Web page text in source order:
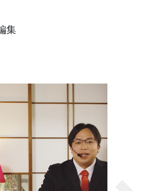
イラスト・キャラクター制作
写真撮影
コピー・ライティング
電子ブック制作
自社メディア
集